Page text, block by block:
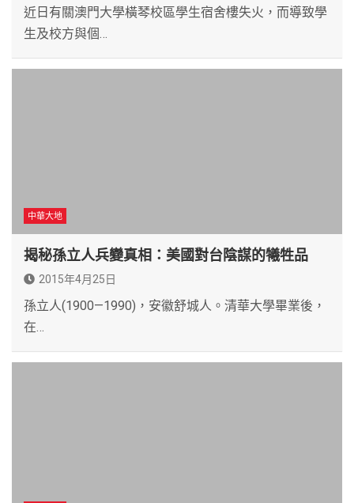
近日有關澳門大學橫琴校區學生宿舍樓失火，而導致學
生及校方與個…
中華大地
揭秘孫立人兵變真相：美國對台陰謀的犧牲品
2015年4月25日
孫立人(1900—1990)，安徽舒城人。清華大學畢業後，
在…